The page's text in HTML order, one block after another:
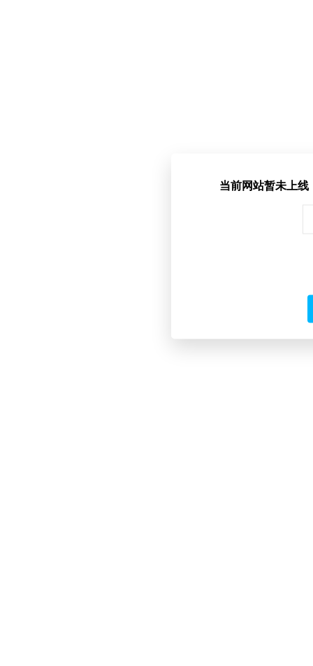
当前网站暂未上